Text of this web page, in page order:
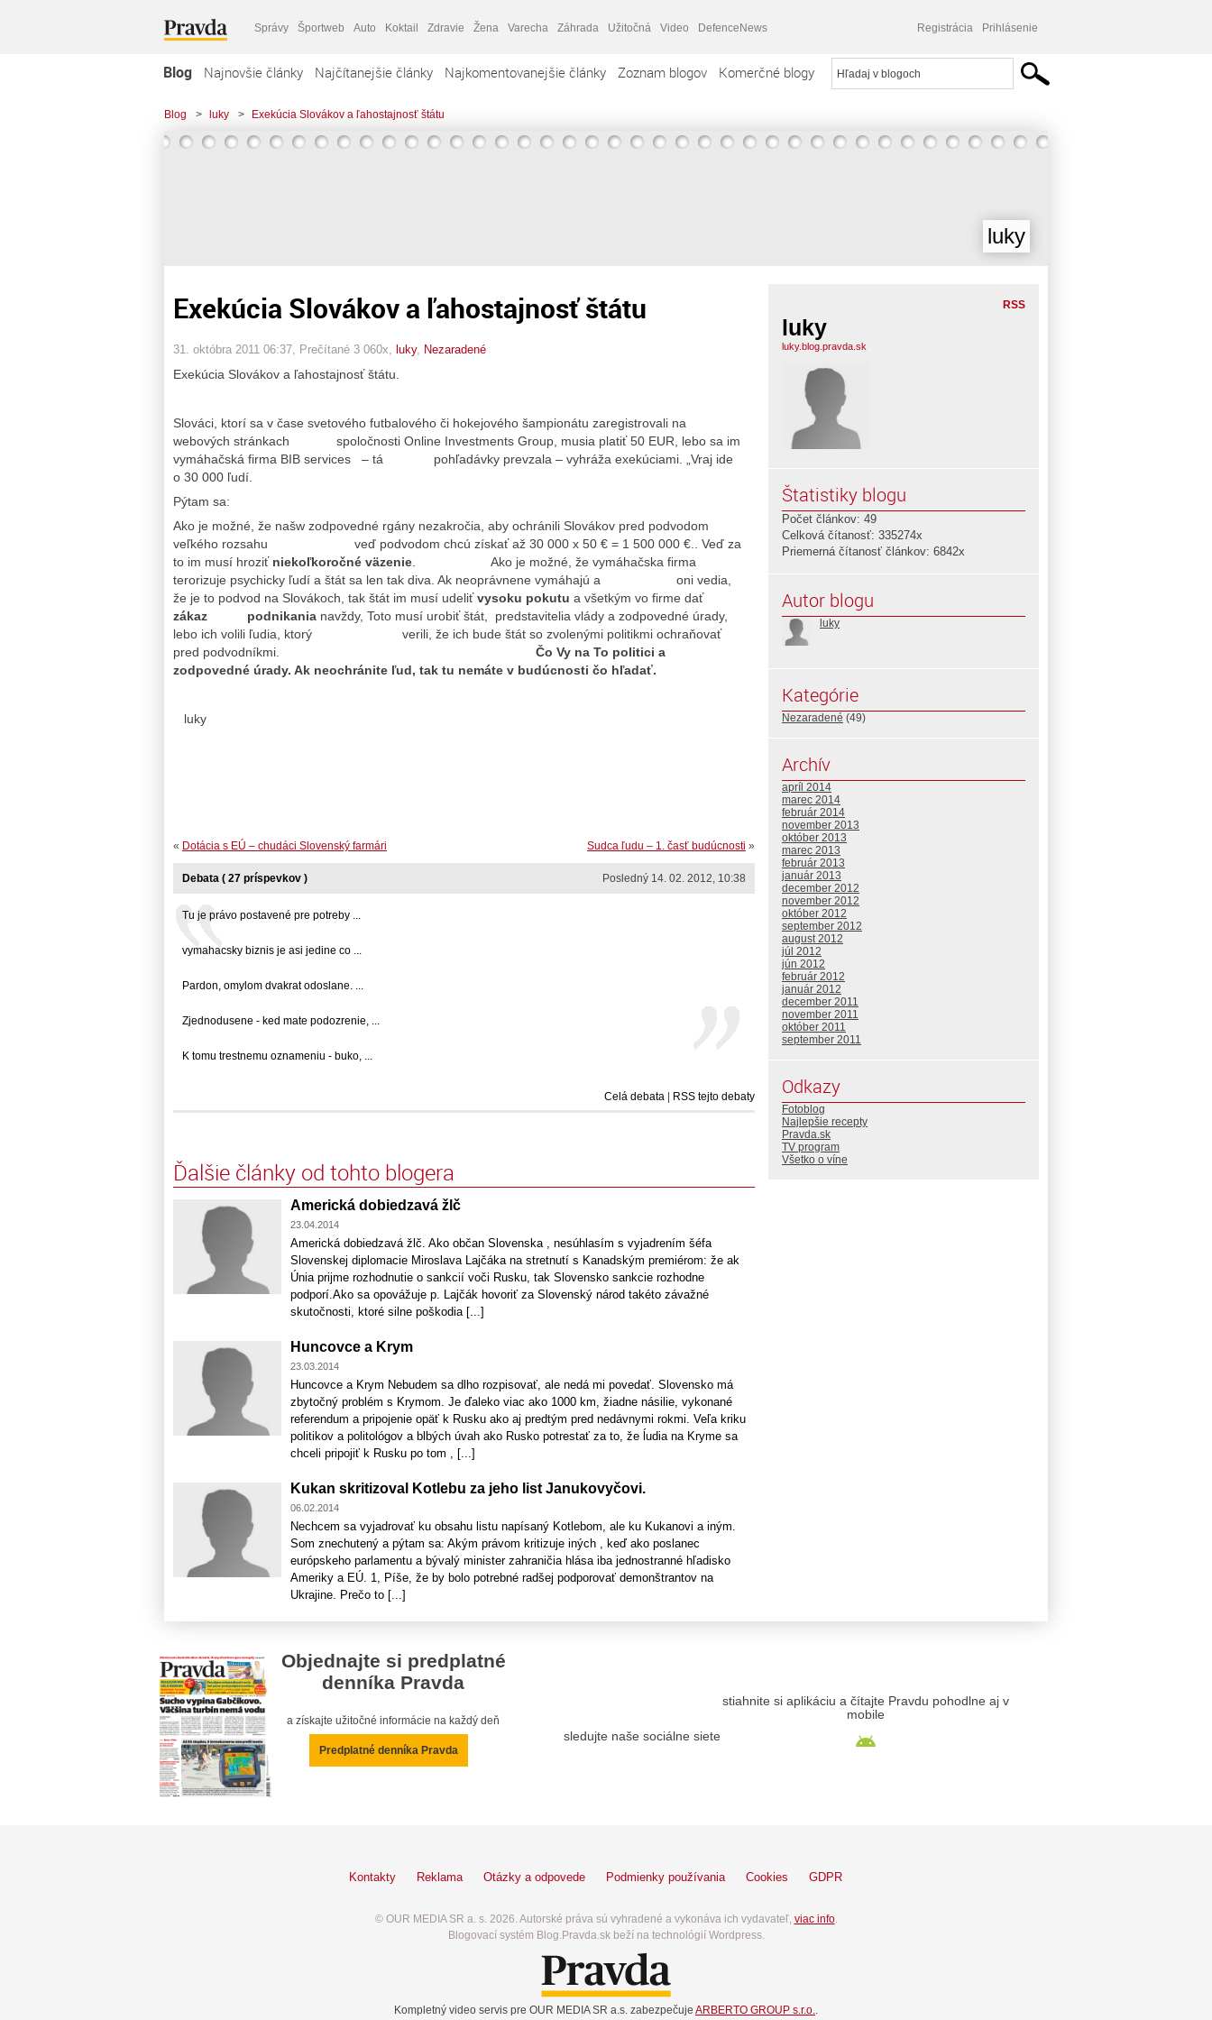
Správy Športweb Auto Koktail Zdravie Žena Varecha Záhrada Užitočná Video DefenceNews Registrácia Prihlásenie
Blog Najnovšie články Najčítanejšie články Najkomentovanejšie články Zoznam blogov Komerčné blogy
Blog > luky > Exekúcia Slovákov a ľahostajnosť štátu
luky
Exekúcia Slovákov a ľahostajnosť štátu
31. októbra 2011 06:37 , Prečítané 3 060x, luky, Nezaradené
Exekúcia Slovákov a ľahostajnosť štátu.
Slováci, ktorí sa v čase svetového futbalového či hokejového šampionátu zaregistrovali na
webových stránkach spoločnosti Online Investments Group, musia platiť 50 EUR, lebo sa im
vymáhačská firma BIB services – tá pohľadávky prevzala – vyhráža exekúciami. „Vraj ide
o 30 000 ľudí.
Pýtam sa:
Ako je možné, že našw zodpovedné rgány nezakročia, aby ochránili Slovákov pred podvodom
veľkého rozsahu veď podvodom chcú získať až 30 000 x 50 € = 1 500 000 €.. Veď za
to im musí hroziť niekoľkoročné väzenie . Ako je možné, že vymáhačska firma
terorizuje psychicky ľudí a štát sa len tak diva. Ak neoprávnene vymáhajú a oni vedia,
že je to podvod na Slovákoch, tak štát im musí udeliťvysoku pokutu a všetkým vo firme dať
zákaz
podnikania navždy, Toto musí urobiť štát, predstavitelia vlády a zodpovedné úrady,
lebo ich volili ľudia, ktorý verili, že ich bude štát so zvolenými politikmi ochraňovať
pred podvodníkmi.
Čo Vy na To politici a
zodpovedné úrady. Ak neochránite ľud, tak tu nemáte v budúcnosti čo hľadať.
luky
Sudca ľudu – 1. časť budúcnosti »
« Dotácia s EÚ – chudáci Slovenský farmári
Posledný 14. 02. 2012, 10:38
Debata ( 27 príspevkov )
Tu je právo postavené pre potreby ...
vymahacsky biznis je asi jedine co ...
Pardon, omylom dvakrat odoslane. ...
Zjednodusene - ked mate podozrenie, ...
K tomu trestnemu oznameniu - buko, ...
Celá debata RSS tejto debaty
Ďalšie články od tohto blogera
Americká dobiedzavá žlč
23.04.2014
Americká dobiedzavá žlč. Ako občan Slovenska , nesúhlasím s vyjadrením šéfa
Slovenskej diplomacie Miroslava Lajčáka na stretnutí s Kanadským premiérom: že ak
Únia prijme rozhodnutie o sankcií voči Rusku, tak Slovensko sankcie rozhodne
podporí.Ako sa opovážuje p. Lajčák hovoriť za Slovenský národ takéto závažné
skutočnosti, ktoré silne poškodia [...]
Huncovce a Krym
23.03.2014
Huncovce a Krym Nebudem sa dlho rozpisovať, ale nedá mi povedať. Slovensko má
zbytočný problém s Krymom. Je ďaleko viac ako 1000 km, žiadne násilie, vykonané
referendum a pripojenie opäť k Rusku ako aj predtým pred nedávnymi rokmi. Veľa kriku
politikov a politológov a blbých úvah ako Rusko potrestať za to, že ĺudia na Kryme sa
chceli pripojiť k Rusku po tom , [...]
Kukan skritizoval Kotlebu za jeho list Janukovyčovi.
06.02.2014
Nechcem sa vyjadrovať ku obsahu listu napísaný Kotlebom, ale ku Kukanovi a iným.
Som znechutený a pýtam sa: Akým právom kritizuje iných , keď ako poslanec
európskeho parlamentu a bývalý minister zahraničia hlása iba jednostranné hľadisko
Ameriky a EÚ. 1, Píše, že by bolo potrebné radšej podporovať demonštrantov na
Ukrajine. Prečo to [...]
RSS
luky
luky.blog.pravda.sk
Štatistiky blogu
Počet článkov: 49
Celková čítanosť: 335274x
Priemerná čítanosť článkov: 6842x
Autor blogu
luky
Kategórie
Nezaradené (49)
Archív
apríl 2014
marec 2014
február 2014
november 2013
október 2013
marec 2013
február 2013
január 2013
december 2012
november 2012
október 2012
september 2012
august 2012
júl 2012
jún 2012
február 2012
január 2012
december 2011
november 2011
október 2011
september 2011
Odkazy
Fotoblog
Najlepšie recepty
Pravda.sk
TV program
Všetko o víne
Objednajte si predplatné
denníka Pravda
a získajte užitočné informácie na každý deň
Predplatné denníka Pravda
sledujte naše sociálne siete
stiahnite si aplikáciu a čítajte Pravdu pohodlne aj v
mobile
Kontakty Reklama Otázky a odpovede Podmienky používania Cookies GDPR
© OUR MEDIA SR a. s. 2026. Autorské práva sú vyhradené a vykonáva ich vydavateľ, viac info.
Blogovací systém Blog.Pravda.sk beží na technológií Wordpress.
Kompletný video servis pre OUR MEDIA SR a.s. zabezpečuje ARBERTO GROUP s.r.o..